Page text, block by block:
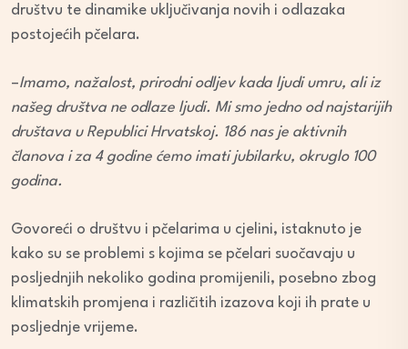
društvu te dinamike uključivanja novih i odlazaka
postojećih pčelara.
–Imamo, nažalost, prirodni odljev kada ljudi umru, ali iz
našeg društva ne odlaze ljudi. Mi smo jedno od najstarijih
društava u Republici Hrvatskoj. 186 nas je aktivnih
članova i za 4 godine ćemo imati jubilarku, okruglo 100
godina.
Govoreći o društvu i pčelarima u cjelini, istaknuto je
kako su se problemi s kojima se pčelari suočavaju u
posljednjih nekoliko godina promijenili, posebno zbog
klimatskih promjena i različitih izazova koji ih prate u
posljednje vrijeme.